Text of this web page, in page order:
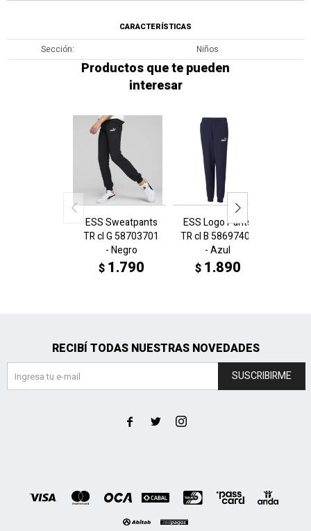
CARACTERÍSTICAS
Sección Niños
Productos que te pueden
interesar
ESS Sweatpants
TR cl G 58703701
- Negro
$ 1.790
ESS Logo Pants
TR cl B 58697406
- Azul
$ 1.890
RECIBÍ TODAS NUESTRAS NOVEDADES
SUSCRIBIRME
  